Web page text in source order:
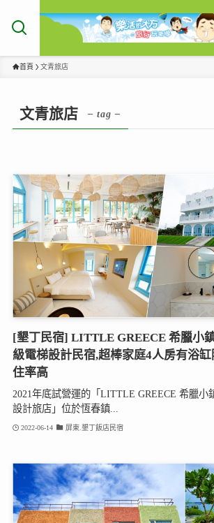
首頁 文青旅店
文青旅店 – tag –
[墾丁民宿] LITTLE GREECE 希臘小
級電梯設計民宿,超棒家庭4人房有浴
住率高
2021年底試營運的「LITTLE GREECE 希臘小
設計旅店」位於恆春鎮...
2022-06-14 屏東.墾丁飯店民宿